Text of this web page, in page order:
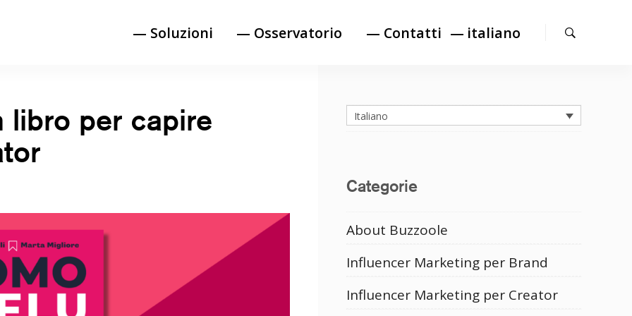
— Soluzioni — Osservatorio — Contatti italiano
libro per capire
Italiano
Categorie
About Buzzoole
Influencer Marketing per Brand
Influencer Marketing per Creator